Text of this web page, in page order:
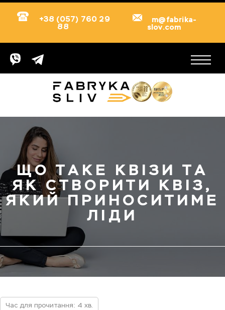
+38 (057) 760 29
88
m@fabrika-
slov.com
ЩО ТАКЕ КВІЗИ ТА
ЯК СТВОРИТИ КВІЗ,
ЯКИЙ ПРИНОСИТИМЕ
ЛІДИ
Час для прочитання: 4 хв.